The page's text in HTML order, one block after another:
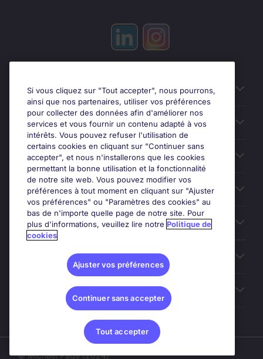
Candidats
Entreprises
Contact
Les avis Google
Nos offres d'emploi
Sites du Groupe
© Michael Page (2024)
Si vous cliquez sur "Tout accepter", nous pourrons,
ainsi que nos partenaires, utiliser vos préférences
pour collecter des données afin d'améliorer nos
services et vous fournir un contenu adapté à vos
intérêts. Vous pouvez refuser l'utilisation de
certains cookies en cliquant sur "Continuer sans
accepter", et nous n'installerons que les cookies
permettant la bonne utilisation et la fonctionnalité
de notre site web. Vous pouvez modifier vos
préférences à tout moment en cliquant sur "Ajuster
vos préférences" ou "Paramètres des cookies" au
bas de n'importe quelle page de notre site. Pour
plus d'informations, veuillez lire notre Politique de
cookies
Ajuster vos préférences
Continuer sans accepter
Tout accepter